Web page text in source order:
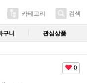
카테고리 검색
구니 관심상품
0